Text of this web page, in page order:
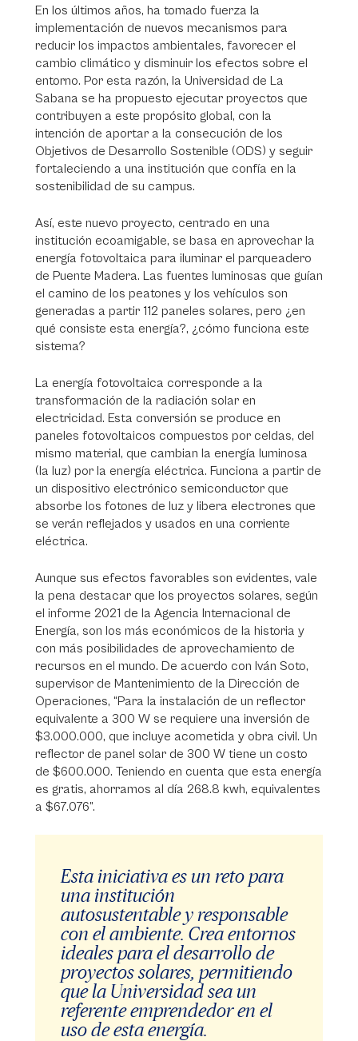
En los últimos años, ha tomado fuerza la
implementación de nuevos mecanismos para
reducir los impactos ambientales, favorecer el
cambio climático y disminuir los efectos sobre el
entorno. Por esta razón, la Universidad de La
Sabana se ha propuesto ejecutar proyectos que
contribuyen a este propósito global, con la
intención de aportar a la consecución de los
Objetivos de Desarrollo Sostenible (ODS) y seguir
fortaleciendo a una institución que confía en la
sostenibilidad de su campus.
Así, este nuevo proyecto, centrado en una
institución ecoamigable, se basa en aprovechar la
energía fotovoltaica para iluminar el parqueadero
de Puente Madera. Las fuentes luminosas que guían
el camino de los peatones y los vehículos son
generadas a partir 112 paneles solares, pero ¿en
qué consiste esta energía?, ¿cómo funciona este
sistema?
La energía fotovoltaica corresponde a la
transformación de la radiación solar en
electricidad. Esta conversión se produce en
paneles fotovoltaicos compuestos por celdas, del
mismo material, que cambian la energía luminosa
(la luz) por la energía eléctrica. Funciona a partir de
un dispositivo electrónico semiconductor que
absorbe los fotones de luz y libera electrones que
se verán reflejados y usados en una corriente
eléctrica.
Aunque sus efectos favorables son evidentes, vale
la pena destacar que los proyectos solares, según
el informe 2021 de la Agencia Internacional de
Energía, son los más económicos de la historia y
con más posibilidades de aprovechamiento de
recursos en el mundo. De acuerdo con Iván Soto,
supervisor de Mantenimiento de la Dirección de
Operaciones, “Para la instalación de un reflector
equivalente a 300 W se requiere una inversión de
$3.000.000, que incluye acometida y obra civil. Un
reflector de panel solar de 300 W tiene un costo
de $600.000. Teniendo en cuenta que esta energía
es gratis, ahorramos al día 268.8 kwh, equivalentes
a $67.076”.
Esta iniciativa es un reto para
una institución
autosustentable y responsable
con el ambiente. Crea entornos
ideales para el desarrollo de
proyectos solares, permitiendo
que la Universidad sea un
referente emprendedor en el
uso de esta energía.